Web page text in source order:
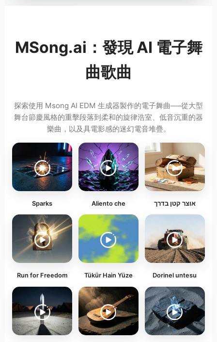
MSong.ai：發現 AI 電子舞
曲歌曲
探索使用 Msong AI EDM 生成器製作的電子舞曲──從大型
舞台節慶風格的重擊段落到柔和的旋律浩室、低音沉重的器
樂曲，以及具電影感的迷幻電音堆疊。
Sparks Aliento che אוצר קטן בדרך
Run for Freedom Tükür Hain Yüze Dorinel untesu